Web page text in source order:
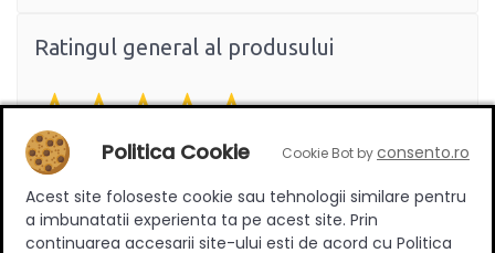
Ratingul general al produsului
0(0 review-uri)
Politica Cookie Cookie Bot byconsento.ro
Acest site foloseste cookie sau tehnologii similare pentru
a imbunatatii experienta ta pe acest site. Prin
continuarea accesarii site-ului esti de acord cu Politica